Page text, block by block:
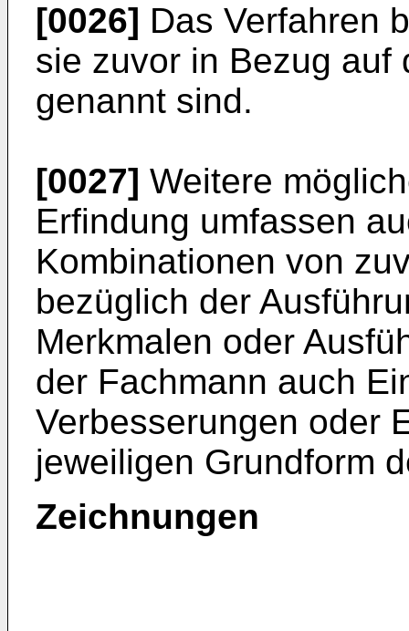
[0026] Das Verfahren
sie zuvor in Bezug auf
genannt sind.
[0027] Weitere
Erfindung umfassen
Kombinationen von
bezüglich der
Merkmalen oder
der Fachmann auch
Verbesserungen oder
jeweiligen Grundform
Zeichnungen